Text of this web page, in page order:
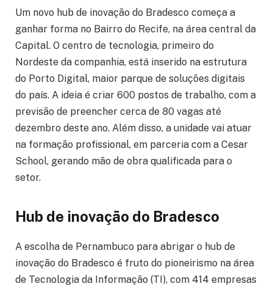
Um novo hub de inovação do Bradesco começa a
ganhar forma no Bairro do Recife, na área central da
Capital. O centro de tecnologia, primeiro do
Nordeste da companhia, está inserido na estrutura
do Porto Digital, maior parque de soluções digitais
do país. A ideia é criar 600 postos de trabalho, com a
previsão de preencher cerca de 80 vagas até
dezembro deste ano. Além disso, a unidade vai atuar
na formação profissional, em parceria com a Cesar
School, gerando mão de obra qualificada para o
setor.
Hub de inovação do Bradesco
A escolha de Pernambuco para abrigar o hub de
inovação do Bradesco é fruto do pioneirismo na área
de Tecnologia da Informação (TI), com 414 empresas